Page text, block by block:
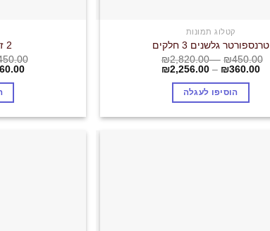
קטלוג תמונות
טרנספורטר גלשנים 3 חלקים
₪450.00
–
₪2,820.00
₪360.00
–
₪2,256.00
הוסיפו לעגלה
2 זברות מאוהבות